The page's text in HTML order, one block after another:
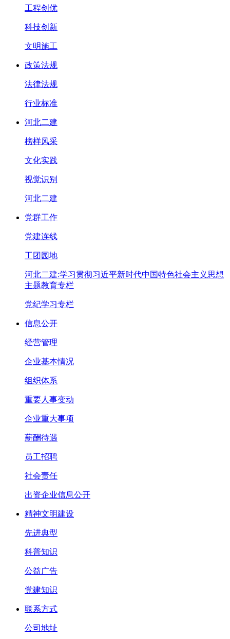
工程创优
科技创新
文明施工
政策法规
法律法规
行业标准
河北二建
榜样风采
文化实践
视觉识别
河北二建
党群工作
党建连线
工团园地
河北二建:学习贯彻习近平新时代中国特色社会主义思想
主题教育专栏
党纪学习专栏
信息公开
经营管理
企业基本情况
组织体系
重要人事变动
企业重大事项
薪酬待遇
员工招聘
社会责任
出资企业信息公开
精神文明建设
先进典型
科普知识
公益广告
党建知识
联系方式
公司地址